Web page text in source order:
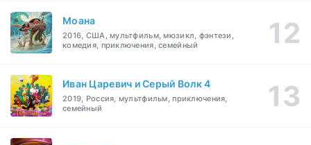
Моана
2016, США, мультфильм, мюзикл, фэнтези,
комедия, приключения, семейный
Иван Царевич и Серый Волк 4
2019, Россия, мультфильм, приключения,
семейный